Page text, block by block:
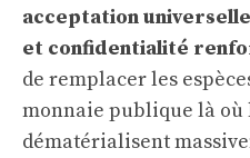
acceptation
et confidentialité
de remplacer les
monnaie publique là où
dématérialisent